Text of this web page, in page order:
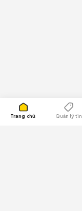
Trang chủ Quản lý tin